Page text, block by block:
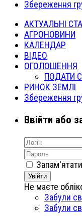
Збереження
АКТУАЛЬНІ
АГРОНОВИНИ
КАЛЕНДАР
ВІДЕО
ОГОЛОШЕННЯ
ПОДАТИ
РИНОК ЗЕМЛІ
Збереження
Ввійти або
Увійти
Не маєте
Забули
Забули